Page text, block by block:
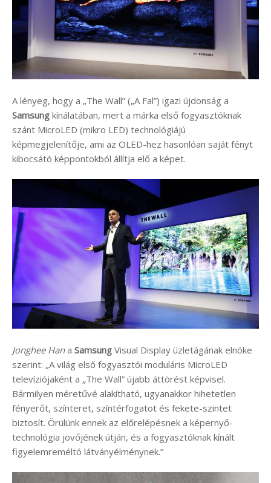
A lényeg, hogy a „The Wall” („A Fal”) igazi újdonság a
Samsung kínálatában, mert a márka első fogyasztóknak
szánt MicroLED (mikro LED) technológiájú
képmegjelenítője, ami az OLED-hez hasonlóan saját fényt
kibocsátó képpontokból állítja elő a képet.
Jonghee Hana Samsung Visual Display üzletágának elnöke
szerint: „A világ első fogyasztói moduláris MicroLED
televíziójaként a „The Wall” újabb áttörést képvisel.
Bármilyen méretűvé alakítható, ugyanakkor hihetetlen
fényerőt, színteret, színtérfogatot és fekete-szintet
biztosít. Örülünk ennek az előrelépésnek a képernyő-
technológia jövőjének útján, és a fogyasztóknak kínált
figyelemreméltó látványélménynek.”